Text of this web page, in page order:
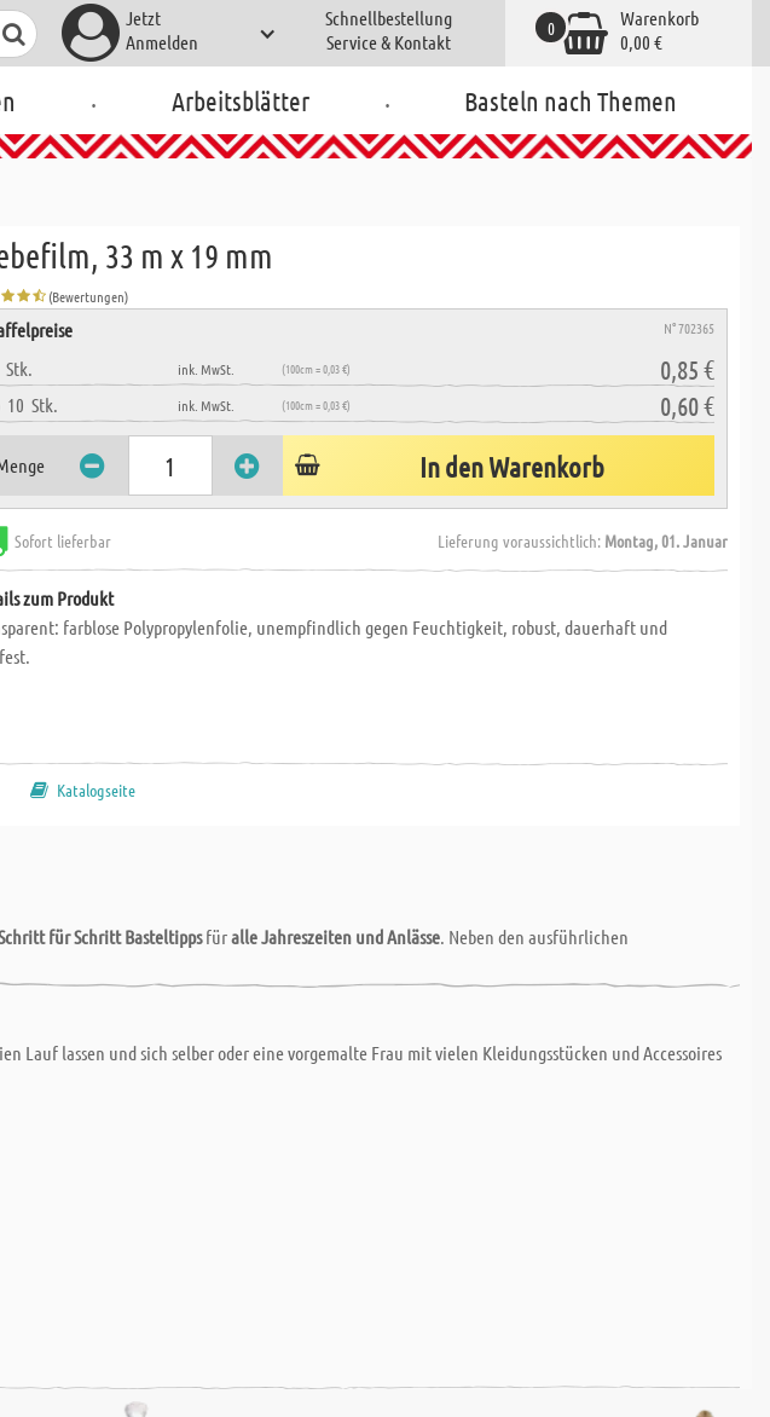
Jetzt
Anmelden
Schnellbestellung
Service & Kontakt
Warenkorb
0,00 €
0
. Arbeitsblätter . Basteln nach Themen
33 m x 19 mm
(Bewertungen)
N° 702365
Stk. ink. MwSt. (100cm = 0,03 €) 0,85 €
10 Stk. ink. MwSt. (100cm = 0,03 €) 0,60 €
In den Warenkorb
Sofort lieferbar Lieferung voraussichtlich: Montag, 01. Januar
zum Produkt
farblose Polypropylenfolie, unempfindlich gegen Feuchtigkeit, robust, dauerhaft und
Katalogseite
für Schritt Basteltippsfüralle Jahreszeiten und Anlässe. Neben den ausführlichen
bietet Ihnen hier einen besonderen Service, da Sie alle Grundmaterialien für den Werkunterricht
aufsuchen zu müssen.
durch Sägeschnitte trennbar sind, können Sie bei uns als Sondermaßzuschnitt kaufen. Wir fertigen
von einem Millimeter zum Tragen kommt.
schneiden wir ca. 80 % aller Sondermaß-Bestellungen noch am gleichen Tag zu und das alles ohne
wird eigens beschriftet, sodass Sie jederzeit ohne selbst nachmessen zu müssen Ihren
Lauf lassen und sich selber oder eine vorgemalte Frau mit vielen Kleidungsstücken und Accessoires